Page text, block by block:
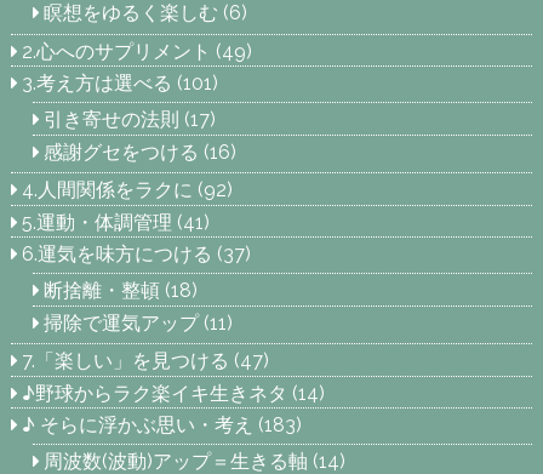
瞑想をゆるく楽しむ (6)
2.心へのサプリメント (49)
3.考え方は選べる (101)
引き寄せの法則 (17)
感謝グセをつける (16)
4.人間関係をラクに (92)
5.運動・体調管理 (41)
6.運気を味方につける (37)
断捨離・整頓(18)
掃除で運気アップ(11)
7.「楽しい」を見つける (47)
♪野球からラク楽イキ生きネタ (14)
♪ そらに浮かぶ思い・考え (183)
周波数(波動)アップ＝生きる軸 (14)